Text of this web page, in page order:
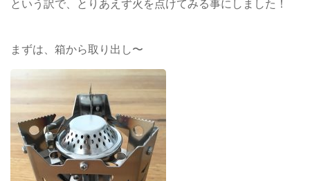
という訳で、とりあえず火を点けてみる事にしました！
まずは、箱から取り出し〜